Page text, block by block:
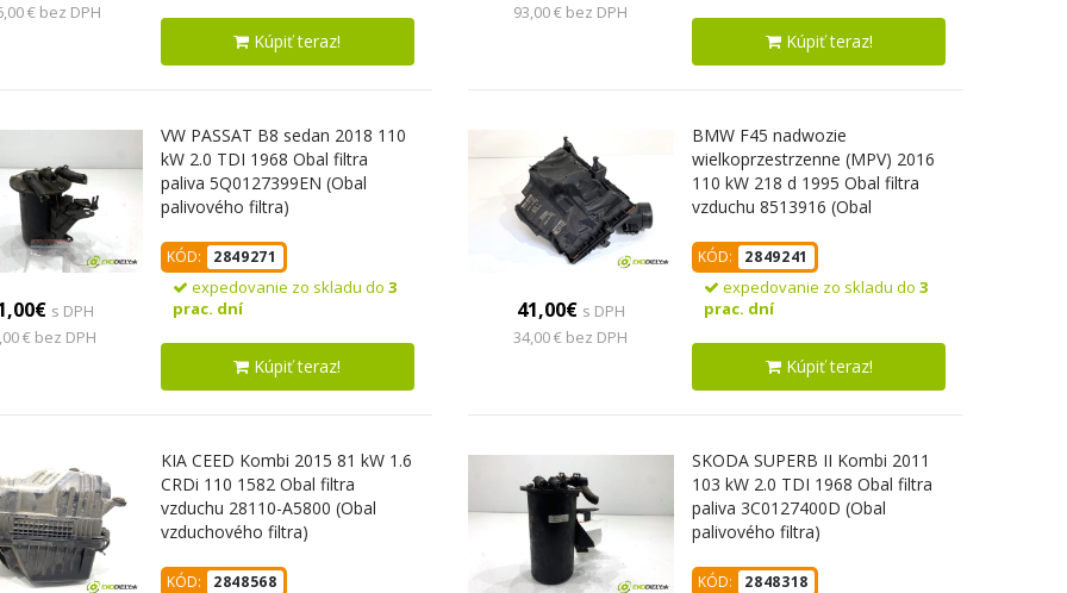
€ bez DPH
Kúpiť teraz!
93,00 € bez DPH
Kúpiť teraz!
s DPH
€ bez DPH
VW PASSAT B8 sedan 2018 110
kW 2.0 TDI 1968 Obal filtra
paliva 5Q0127399EN (Obal
palivového filtra)
KÓD: 2849271
expedovanie zo skladu do 3
prac. dní
Kúpiť teraz!
41,00€ s DPH
34,00 € bez DPH
BMW F45 nadwozie
wielkoprzestrzenne (MPV) 2016
110 kW 218 d 1995 Obal filtra
vzduchu 8513916 (Obal
KÓD: 2849241
expedovanie zo skladu do3
prac. dní
Kúpiť teraz!
KIA CEED Kombi 2015 81 kW 1.6
CRDi 110 1582 Obal filtra
vzduchu 28110-A5800 (Obal
vzduchového filtra)
KÓD: 2848568
SKODA SUPERB II Kombi 2011
103 kW 2.0 TDI 1968 Obal filtra
paliva 3C0127400D (Obal
palivového filtra)
KÓD: 2848318